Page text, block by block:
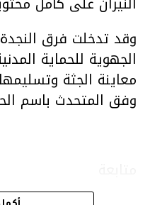
وقد تدخلت فرق النجدة
الجهوية للحماية
معاينة الجثة
وفق المتحدث باسم